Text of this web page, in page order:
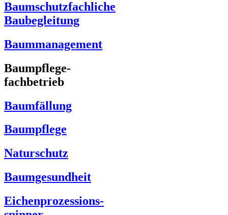
Baumschutzfachliche
Baubegleitung
Baummanagement
Baumpflege-
fachbetrieb
Baumfällung
Baumpflege
Naturschutz
Baumgesundheit
Eichenprozessions-